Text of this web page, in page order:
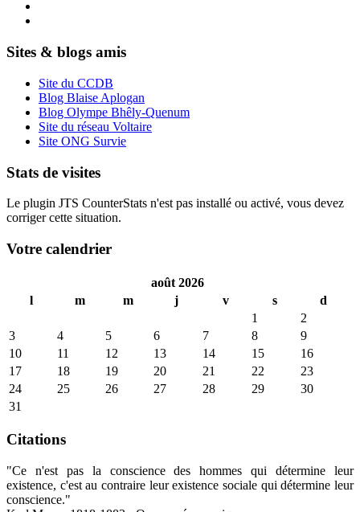
Sites & blogs amis
Site du CCDB
Blog Blaise Aplogan
Blog Olympe Bhêly-Quenum
Site du réseau Voltaire
Site ONG Survie
Stats de visites
Le plugin JTS CounterStats n'est pas installé ou activé, vous devez
corriger cette situation.
Votre calendrier
août 2026
l
m m j v s
d
1
2
3
4 5 6 7 8
9
10
11 12 13 14 15
16
17
18 19 20 21 22
23
24
25 26 27 28 29
30
31
Citations
"Ce n'est pas la conscience des hommes qui détermine leur
existence, c'est au contraire leur existence sociale qui détermine leur
conscience."